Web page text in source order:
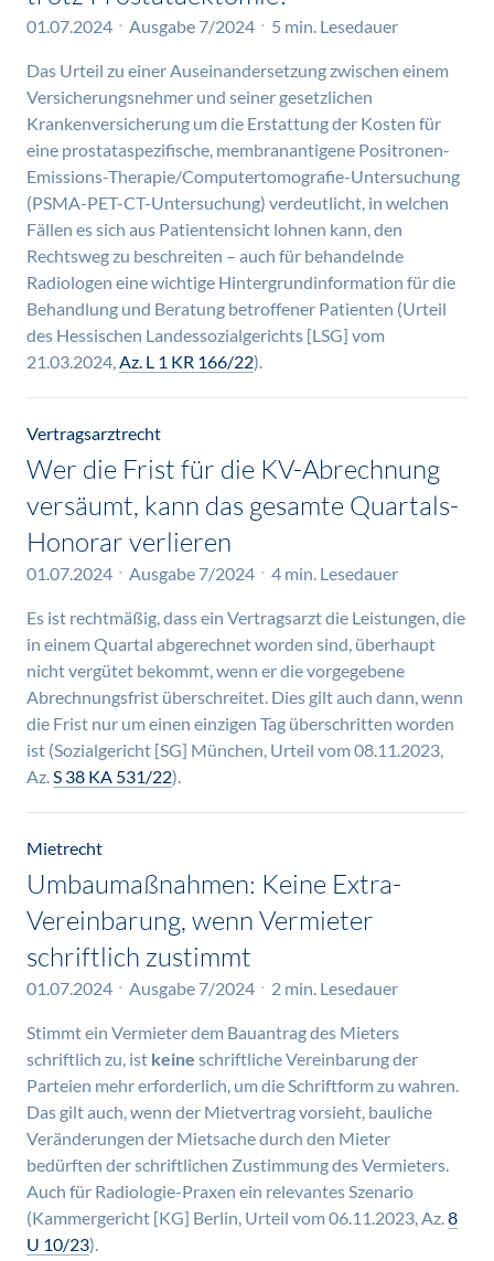
01.07.2024 Ausgabe 7/2024 5 min. Lesedauer
Das Urteil zu einer Auseinandersetzung zwischen einem
Versicherungsnehmer und seiner gesetzlichen
Krankenversicherung um die Erstattung der Kosten für
eine prostataspezifische, membranantigene Positronen-
Emissions-Therapie/Computertomografie-Untersuchung
(PSMA-PET-CT-Untersuchung) verdeutlicht, in welchen
Fällen es sich aus Patientensicht lohnen kann, den
Rechtsweg zu beschreiten – auch für behandelnde
Radiologen eine wichtige Hintergrundinformation für die
Behandlung und Beratung betroffener Patienten (Urteil
des Hessischen Landessozialgerichts [LSG] vom
21.03.2024,Az. L 1 KR 166/22).
Vertragsarztrecht
Wer die Frist für die KV-Abrechnung
versäumt, kann das gesamte Quartals-
Honorar verlieren
01.07.2024 Ausgabe 7/2024 4 min. Lesedauer
Es ist rechtmäßig, dass ein Vertragsarzt die Leistungen, die
in einem Quartal abgerechnet worden sind, überhaupt
nicht vergütet bekommt, wenn er die vorgegebene
Abrechnungsfrist überschreitet. Dies gilt auch dann, wenn
die Frist nur um einen einzigen Tag überschritten worden
ist (Sozialgericht [SG] München, Urteil vom 08.11.2023,
Az.S 38 KA 531/22).
Mietrecht
Umbaumaßnahmen: Keine Extra-
Vereinbarung, wenn Vermieter
schriftlich zustimmt
01.07.2024 Ausgabe 7/2024 2 min. Lesedauer
Stimmt ein Vermieter dem Bauantrag des Mieters
schriftlich zu, ist keine schriftliche Vereinbarung der
Parteien mehr erforderlich, um die Schriftform zu wahren.
Das gilt auch, wenn der Mietvertrag vorsieht, bauliche
Veränderungen der Mietsache durch den Mieter
bedürften der schriftlichen Zustimmung des Vermieters.
Auch für Radiologie-Praxen ein relevantes Szenario
(Kammergericht [KG] Berlin, Urteil vom 06.11.2023, Az.8
U 10/23).